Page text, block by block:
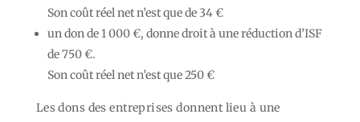
Son coût réel net n’est que de 34 €
un don de 1 000 €, donne droit à une réduction d’ISF
de 750 €.
Son coût réel net n’est que 250 €
Les dons des entreprises donnent lieu à une